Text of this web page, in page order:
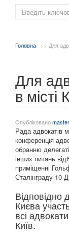
Головна Для
Для
в місті
Опублікованоmaster
Рада адвокатів
конференція
обранню
інших питань
приміщенні
Сталінграду 10-
Відповідно
Києва
всі
Київ.